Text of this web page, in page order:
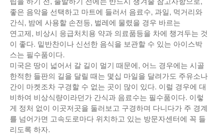
좋은 음악을 선택하고 마트에 들러서 음료수, 과일, 먹거리와
간식, 밤에 사용할 손전등, 벌레에 물렸을 경우 바르는
연고제, 비상시 응급처치용 약과 의료품등을 차에 챙겨두는 것
이 좋다. 밑반찬이나 신선한 음식을 보관할 수 있는 아이스박
스는 필수품이다.
미국은 땅이 넓어서 갈 길이 멀기 때문에, 어느 경우에는 시골
한적한 들판의 길을 달릴 때는 몇십 마일을 달려가도 주유소나
간이 마켓조차 구경할 수 없는 곳이 많이 있다. 이럴 경우에 대
비하여 비상식량이라던가 간식과 음료수는 필수품이다. 이렇
게 정처 없이 이곳저곳을 둘러보고 구경하며 다니다가 주 경계
를 넘어가면 고속도로마다 위치하고 있는 방문자센터에 꼭 들
리도록 하자.